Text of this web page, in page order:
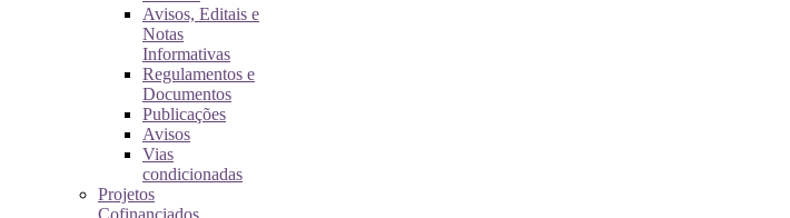
Avisos, Editais e
Notas
Informativas
Regulamentos e
Documentos
Publicações
Avisos
Vias
condicionadas
Projetos
Cofinanciados